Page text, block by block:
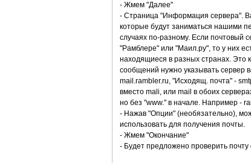
- Жмем "Далее"
- Страница "Информация сервера".
которые будут заниматься нашими
случаях по-разному. Если почтовый
"Рамблере" или "Маил.ру", то у них
находящиеся в разных странах. Это
сообщений нужно указывать сервер
mail.rambler.ru, "Исходящ. почта" -
вместо mali, или mail в обоих
но без "www." в начале. Например -
- Нажав "Опции" (необязательно),
использовать для получения почты.
- Жмем "Окончание"
- Будет предложено проверить